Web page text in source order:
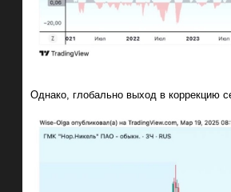
Однако, глобально выход в коррекцию